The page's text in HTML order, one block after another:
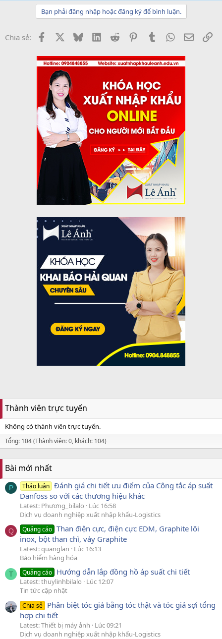
Bạn phải đăng nhập hoặc đăng ký để bình luận.
Chia sẻ: Facebook BlueskyLinkedInReddit PinterestTumblrWhatsApp
Email
Thành viên trực tuyến
Không có thành viên trực tuyến.
Tổng: 104 (Thành viên: 0, khách: 104)
Bài mới nhất
P Thảo luận Đánh giá chi tiết ưu điểm của Công tắc áp suất
Danfoss so với các thương hiệu khác
Latest: Phương_bilalo
Lúc 16:58
Dịch vụ doanh nghiệp xuất nhập khẩu-Logistics
Q Quảng cáo Than điện cực, điện cực EDM, Graphite lõi
inox, bột than chì, vảy Graphite
Latest: quanglan
Lúc 16:13
Bảo hiểm hàng hóa
T Quảng cáo Hướng dẫn lắp đồng hồ áp suất chi tiết
Latest: thuylinhbilalo
Lúc 12:07
Tin tức cập nhật
Chia sẻ Phân biệt tóc giả bằng tóc thật và tóc giả sợi tổng
hợp chi tiết
Latest: Thiết bị máy ảnh
Lúc 09:21
Dịch vụ doanh nghiệp xuất nhập khẩu-Logistics